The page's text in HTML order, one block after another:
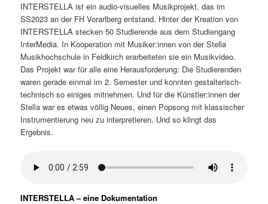
INTERSTELLA ist ein audio-visuelles Musikprojekt, das im
SS2023 an der FH Vorarlberg entstand. Hinter der Kreation von
INTERSTELLA stecken 50 Studierende aus dem Studiengang
InterMedia. In Kooperation mit Musiker:innen von der Stella
Musikhochschule in Feldkirch erarbeiteten sie ein Musikvideo.
Das Projekt war für alle eine Herausforderung: Die Studierenden
waren gerade einmal im 2. Semester und konnten gestalterisch-
technisch so einiges mitnehmen. Und für die Künstler:innen der
Stella war es etwas völlig Neues, einen Popsong mit klassischer
Instrumentierung neu zu interpretieren. Und so klingt das
Ergebnis.
INTERSTELLA – eine Dokumentation